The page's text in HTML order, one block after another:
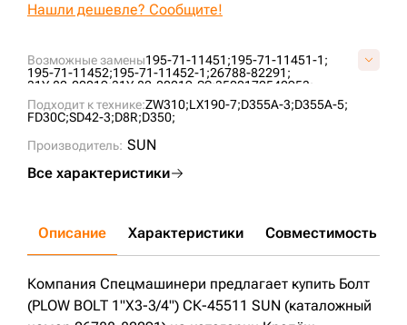
Возможные замены195-71-11451;195-71-11451-1;
195-71-11452;195-71-11452-1;26788-82291;
31Y-82-00019;31Y-82-00019-SS;3500172540953;
8J2928;
Y0100F00N0D334;
Подходит к технике:ZW310;LX190-7;D355A-3;D355A-5;
FD30C;SD42-3;D8R;D350;
Производитель: SUN
Все характеристики
Нашли дешевле? Сообщите!
Описание Характеристики Совместимость
Компания Спецмашинери предлагает купить Болт
(PLOW BOLT 1"X3-3/4") СК-45511 SUN (каталожный